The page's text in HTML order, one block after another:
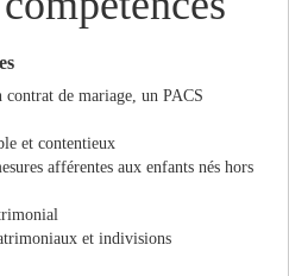
de mariage, un PACS
et contentieux
afférentes aux enfants nés hors
et indivisions